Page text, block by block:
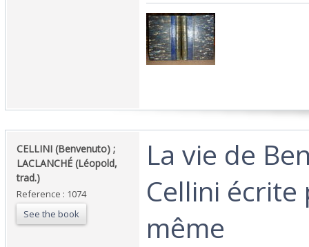
‎CELLINI (Benvenuto) ;
LACLANCHÉ (Léopold,
trad.)‎
Reference : 1074
See the book
‎La vie de
Cellini écrite
même‎